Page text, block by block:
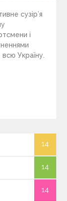
сузір’я
і
Україну.
14
14
14